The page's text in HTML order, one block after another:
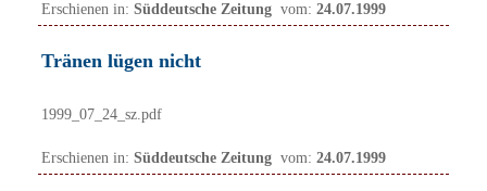
Erschienen in: Süddeutsche Zeitung vom: 24.07.1999
Tränen lügen nicht
1999_07_24_sz.pdf
Erschienen in: Süddeutsche Zeitung vom: 24.07.1999